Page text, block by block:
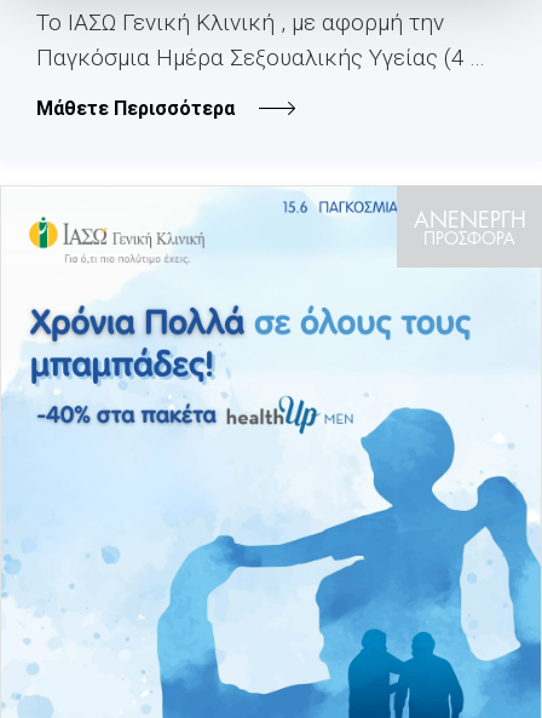
Το ΙΑΣΩ Γενική Κλινική , με αφορμή την
Παγκόσμια Ημέρα Σεξουαλικής Υγείας (4 ...
Μάθετε Περισσότερα
ΑΝΕΝΕΡΓΗ
ΠΡΟΣΦΟΡΑ